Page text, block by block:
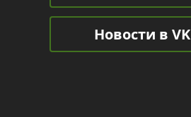
Новости в VK